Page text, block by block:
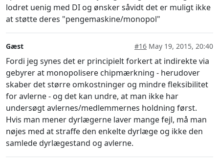
lodret uenig med DI og ønsker såvidt det er muligt ikke
at støtte deres "pengemaskine/monopol"
Gæst #16 May 19, 2015, 20:40
Fordi jeg synes det er principielt forkert at indirekte via
gebyrer at monopolisere chipmærkning - herudover
skaber det større omkostninger og mindre fleksibilitet
for avlerne - og det kan undre, at man ikke har
undersøgt avlernes/medlemmernes holdning først.
Hvis man mener dyrlægerne laver mange fejl, må man
nøjes med at straffe den enkelte dyrlæge og ikke den
samlede dyrlægestand og avlerne.